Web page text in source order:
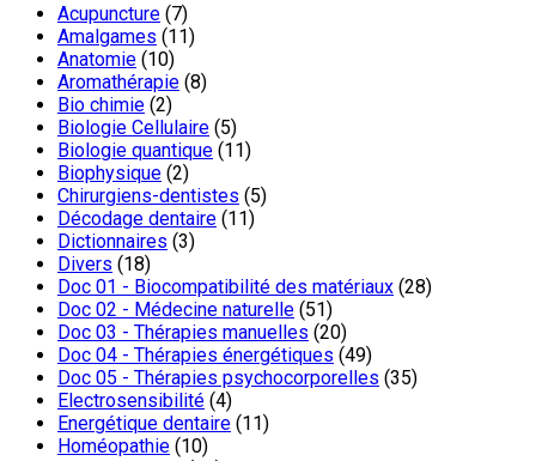
Acupuncture (7)
Amalgames (11)
Anatomie (10)
Aromathérapie (8)
Bio chimie (2)
Biologie Cellulaire (5)
Biologie quantique (11)
Biophysique (2)
Chirurgiens-dentistes (5)
Décodage dentaire (11)
Dictionnaires (3)
Divers (18)
Doc 01 - Biocompatibilité des matériaux (28)
Doc 02 - Médecine naturelle (51)
Doc 03 - Thérapies manuelles (20)
Doc 04 - Thérapies énergétiques (49)
Doc 05 - Thérapies psychocorporelles (35)
Electrosensibilité (4)
Energétique dentaire (11)
Homéopathie (10)